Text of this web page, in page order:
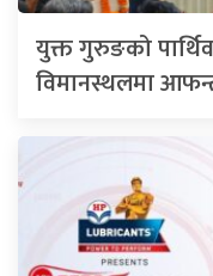
युक्त गुरुङको
विमानस्थलमा